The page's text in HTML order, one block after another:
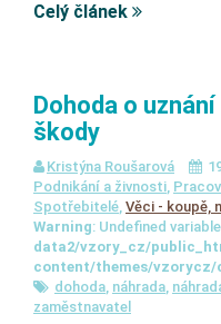
Celý článek
Dohoda o
škody
Kristýna Roušarová
Podnikání a živnosti,
Spotřebitelé, Věci - koupě,
Warning: Undefined
data2/vzory_cz/
content/themes/vzorycz/
dohoda, náhrada,
zaměstnavatel